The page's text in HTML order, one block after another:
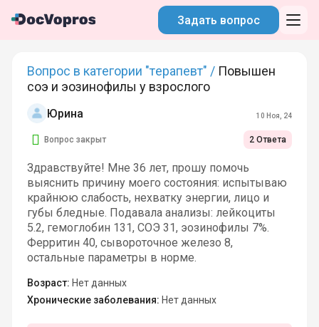
Задать вопрос
Вопрос в категории "терапевт" / Повышен
соэ и эозинофилы у взрослого
Юрина 10 Ноя, 24
Вопрос закрыт 2 Ответа
Здравствуйте! Мне 36 лет, прошу помочь
выяснить причину моего состояния: испытываю
крайнюю слабость, нехватку энергии, лицо и
губы бледные. Подавала анализы: лейкоциты
5.2, гемоглобин 131, СОЭ 31, эозинофилы 7%.
Ферритин 40, сывороточное железо 8,
остальные параметры в норме.
Возраст: Нет данных
Хронические заболевания: Нет данных